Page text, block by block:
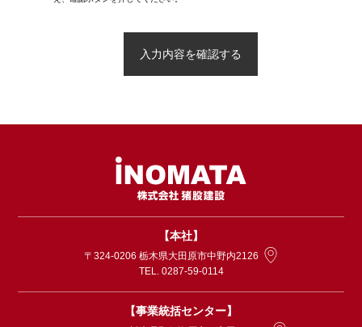
【本社】
〒324-0206 栃木県大田原市中野内2126
TEL. 0287-59-0114
【事業統括センター】